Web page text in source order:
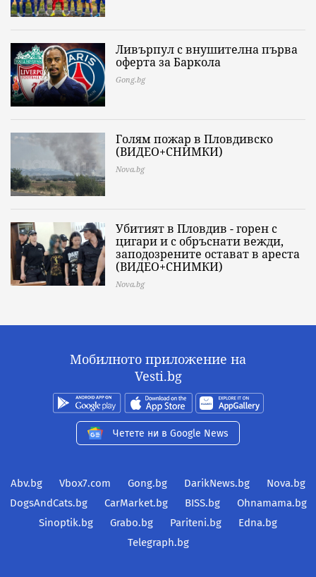
Ливърпул с внушителна първа
оферта за Баркола
Gong.bg
Голям пожар в Пловдивско
(ВИДЕО+СНИМКИ)
Nova.bg
Убитият в Пловдив - горен с
цигари и с обръснати вежди,
заподозрените остават в ареста
(ВИДЕО+СНИМКИ)
Nova.bg
Мобилното приложение на
Vesti.bg
Четете ни в Google News
Abv.bg Vbox7.com Gong.bg DarikNews.bg
Nova.bg
DogsAndCats.bg
CarMarket.bg BISS.bg
Ohnamama.bg
Sinoptik.bg
Grabo.bg Pariteni.bg
Edna.bg
Telegraph.bg